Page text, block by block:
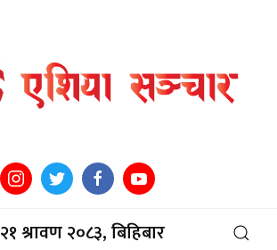
२१ श्रावण २०८३, बिहिबार